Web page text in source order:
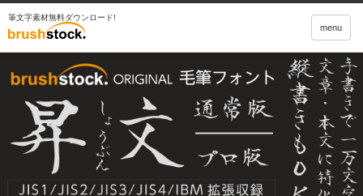
筆文字素材無料ダウンロード!
menu